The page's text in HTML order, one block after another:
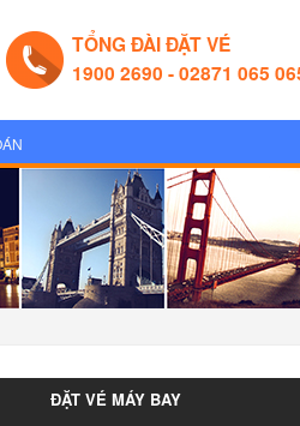
TỔNG ĐÀI ĐẶT VÉ
1900 2690 - 02871 065 065
ĐẶT VÉ MÁY BAY